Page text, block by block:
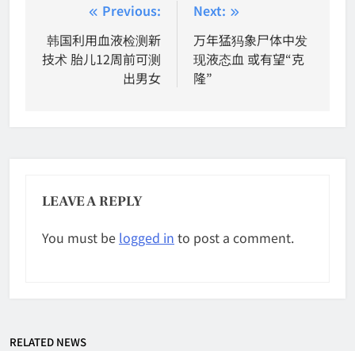
navigation
Previous:
韩国利用血液检测新
技术 胎儿12周前可测
出男女
Next:
万年猛犸象尸体中发
现液态血 或有望“克
隆”
LEAVE A REPLY
You must be logged in to post a comment.
RELATED NEWS